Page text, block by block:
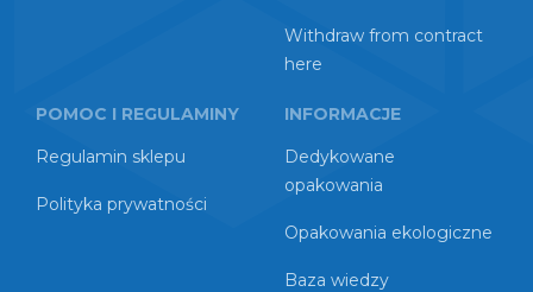
Withdraw from contract
here
POMOC I REGULAMINY
Regulamin sklepu
Polityka prywatności
INFORMACJE
Dedykowane
opakowania
Opakowania ekologiczne
Baza wiedzy